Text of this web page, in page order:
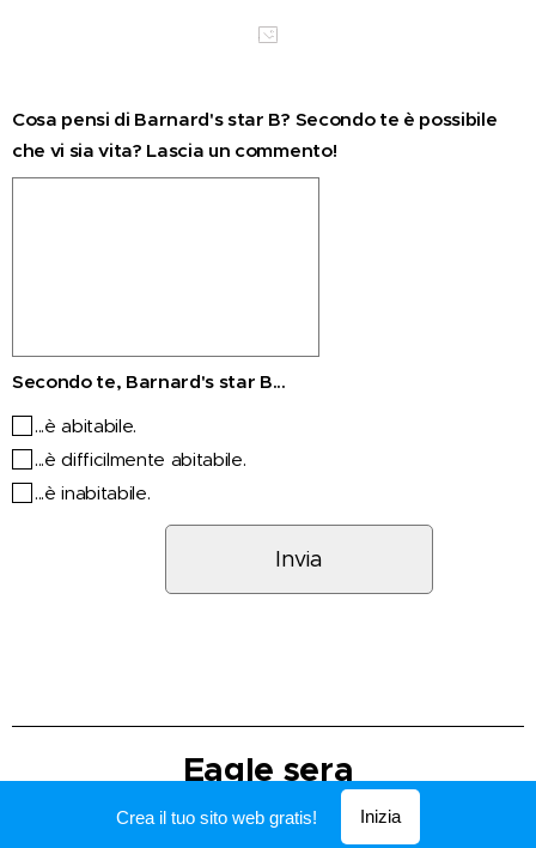
Cosa pensi di Barnard's star B? Secondo te è possibile
che vi sia vita? Lascia un commento!
Secondo te, Barnard's star B...
...è abitabile.
...è difficilmente abitabile.
...è inabitabile.
Invia
Eagle sera
Creato conWebnode
Crea il tuo sito web gratis! Inizia